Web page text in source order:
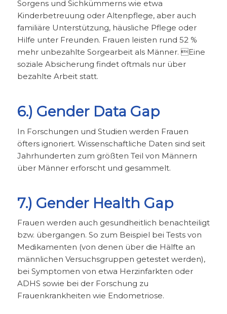
Sorgens und Sichkümmerns wie etwa
Kinderbetreuung oder Altenpflege, aber auch
familiäre Unterstützung, häusliche Pflege oder
Hilfe unter Freunden. Frauen leisten rund 52 %
mehr unbezahlte Sorgearbeit als Männer. Eine
soziale Absicherung findet oftmals nur über
bezahlte Arbeit statt.
6.) Gender Data Gap
In Forschungen und Studien werden Frauen
öfters ignoriert. Wissenschaftliche Daten sind seit
Jahrhunderten zum größten Teil von Männern
über Männer erforscht und gesammelt.
7.) Gender Health Gap
Frauen werden auch gesundheitlich benachteiligt
bzw. übergangen. So zum Beispiel bei Tests von
Medikamenten (von denen über die Hälfte an
männlichen Versuchsgruppen getestet werden),
bei Symptomen von etwa Herzinfarkten oder
ADHS sowie bei der Forschung zu
Frauenkrankheiten wie Endometriose.